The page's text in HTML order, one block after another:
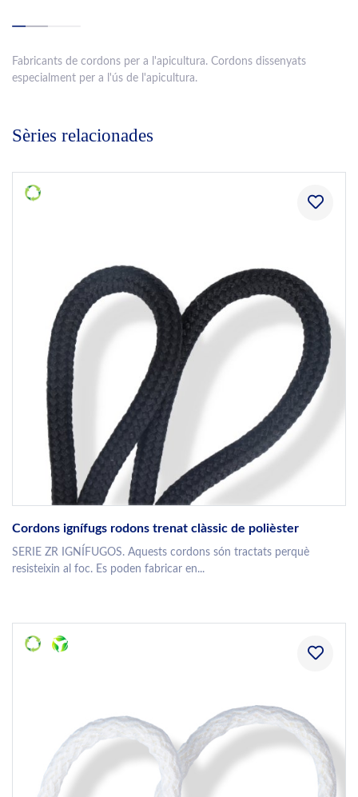
Fabricants de cordons per a l'apicultura. Cordons dissenyats
especialment per a l'ús de l'apicultura.
Sèries relacionades
Cordons ignífugs rodons trenat clàssic de polièster
SERIE ZR IGNÍFUGOS. Aquests cordons són tractats perquè
resisteixin al foc. Es poden fabricar en...